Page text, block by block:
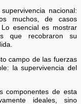
nacional:
muchos, de casos
esencial es mostrar
que recobraron su
campo de las fuerzas
la supervivencia del
componentes de esta
ideales, sino